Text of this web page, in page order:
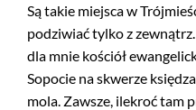
Są takie miejsca w
podziwiać tylko z
dla mnie kościół
Sopocie na skwerze
mola. Zawsze, ilekroć tam